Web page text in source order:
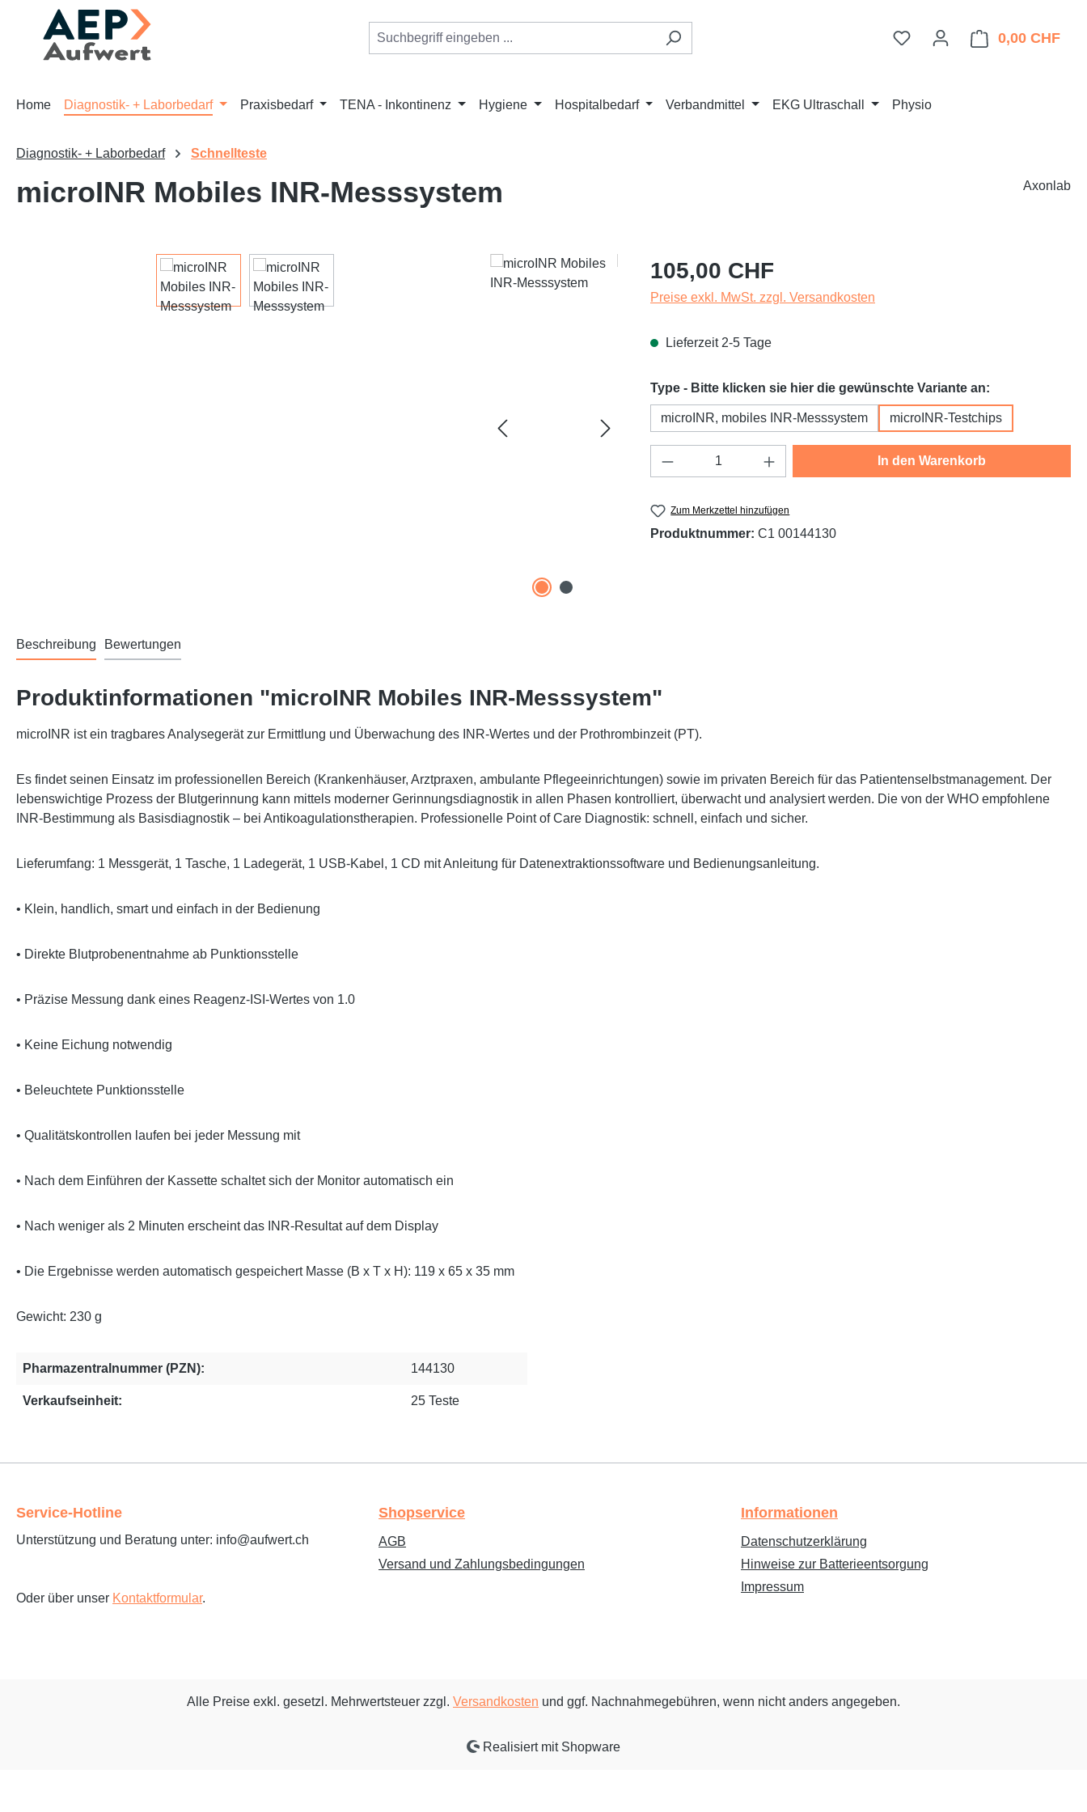
Hauptinhalt springen
Zur Suche springen
Zur Hauptnavigation springen
Du hast 0 Produkte auf dem
0,00 CHF
Home Diagnostik- + Laborbedarf Praxisbedarf TENA - Inkontinenz Hygiene Hospitalbedarf Verbandmittel EKG Ultraschall Physio
Diagnostik- + Laborbedarf Schnellteste
microINR Mobiles INR-Messsystem Axonlab
Bildergalerie überspringen Regulärer Preis:
105,00 CHF
Preise exkl. MwSt. zzgl. Versandkosten
Lieferzeit 2-5 Tage
Type - Bitte klicken sie hier die gewünschte Variante an:
microINR, mobiles INR-Messsystem microINR-Testchips
Produkt Anzahl: Gib den gewünschten Wert ein
In den Warenkorb
Zum Merkzettel hinzufügen
Produktnummer: C1 00144130
Beschreibung Bewertungen
Produktinformationen "microINR Mobiles INR-Messsystem"
microINR ist ein tragbares Analysegerät zur Ermittlung und Überwachung des INR-Wertes und der Prothrombinzeit (PT).
Es findet seinen Einsatz im professionellen Bereich (Krankenhäuser, Arztpraxen, ambulante Pflegeeinrichtungen) sowie im privaten Bereich für das Patientenselbstmanagement. Der
lebenswichtige Prozess der Blutgerinnung kann mittels moderner Gerinnungsdiagnostik in allen Phasen kontrolliert, überwacht und analysiert werden. Die von der WHO empfohlene
INR-Bestimmung als Basisdiagnostik – bei Antikoagulationstherapien. Professionelle Point of Care Diagnostik: schnell, einfach und sicher.
Lieferumfang: 1 Messgerät, 1 Tasche, 1 Ladegerät, 1 USB-Kabel, 1 CD mit Anleitung für Datenextraktionssoftware und Bedienungsanleitung.
• Klein, handlich, smart und einfach in der Bedienung
• Direkte Blutprobenentnahme ab Punktionsstelle
• Präzise Messung dank eines Reagenz-ISI-Wertes von 1.0
• Keine Eichung notwendig
• Beleuchtete Punktionsstelle
• Qualitätskontrollen laufen bei jeder Messung mit
• Nach dem Einführen der Kassette schaltet sich der Monitor automatisch ein
• Nach weniger als 2 Minuten erscheint das INR-Resultat auf dem Display
• Die Ergebnisse werden automatisch gespeichert Masse (B x T x H): 119 x 65 x 35 mm
Gewicht: 230 g
Pharmazentralnummer (PZN): 144130
Verkaufseinheit: 25 Teste
Service-Hotline
Unterstützung und Beratung unter: info@aufwert.ch
Oder über unser Kontaktformular.
Shopservice
AGB
Versand und Zahlungsbedingungen
Informationen
Datenschutzerklärung
Hinweise zur Batterieentsorgung
Impressum
Alle Preise exkl. gesetzl. Mehrwertsteuer zzgl. Versandkosten und ggf. Nachnahmegebühren, wenn nicht anders angegeben.
Realisiert mit Shopware